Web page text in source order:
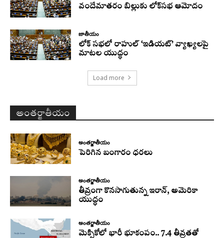
వందేమాతరం బిల్లుకు లోక్‌సభ ఆమోదం
జాతీయం
లోక్ సభలో రాహుల్ ‘ఇడియట్’ వ్యాఖ్యలపై
మాటల యుద్ధం
Load more
అంతర్జాతీయం
అంతర్జాతీయం
పెరిగిన బంగారం ధరలు
అంతర్జాతీయం
తీవ్రంగా కొనసాగుతున్న ఇరాన్‌, అమెరికా
యుద్ధం
అంతర్జాతీయం
మెక్సికోలో భారీ భూకంపం.. 7.4 తీవ్రతతో